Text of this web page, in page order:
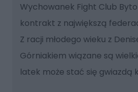
Wychowanek Fight Club
kontrakt z największą
Z racji młodego wieku z
Górniakiem wiązane są
latek może stać się gwiazdą